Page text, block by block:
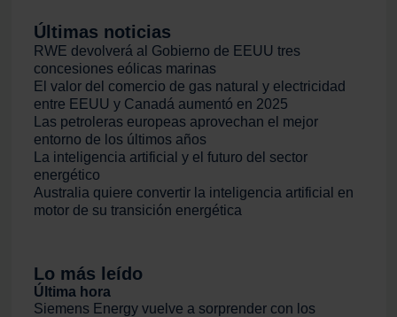
Últimas noticias
RWE devolverá al Gobierno de EEUU tres
concesiones eólicas marinas
El valor del comercio de gas natural y electricidad
entre EEUU y Canadá aumentó en 2025
Las petroleras europeas aprovechan el mejor
entorno de los últimos años
La inteligencia artificial y el futuro del sector
energético
Australia quiere convertir la inteligencia artificial en
motor de su transición energética
Lo más leído
Última hora
Siemens Energy vuelve a sorprender con los